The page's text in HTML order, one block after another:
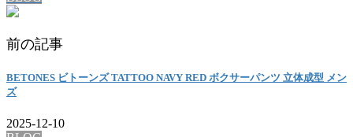
前の記事
BETONES ビトーンズ TATTOO NAVY RED ボクサーパンツ 立体成型 メン
ズ
2025-12-10